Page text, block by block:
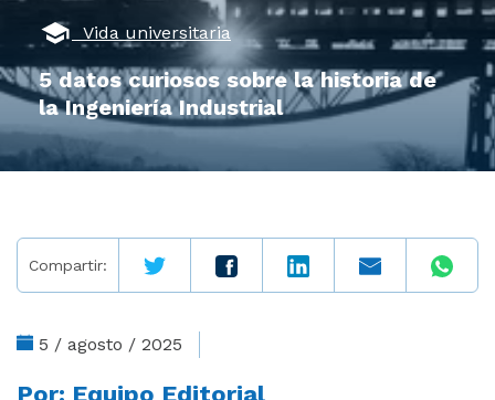
Vida universitaria
5 datos curiosos sobre la historia de
la Ingeniería Industrial
Compartir:
5 / agosto / 2025
Por: Equipo Editorial